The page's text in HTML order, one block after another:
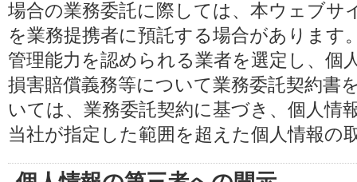
場合の業務委託に際しては、本ウェブサ
を業務提携者に預託する場合があります
管理能力を認められる業者を選定し、個
損害賠償義務等について業務委託契約書
いては、業務委託契約に基づき、個人情
当社が指定した範囲を超えた個人情報の